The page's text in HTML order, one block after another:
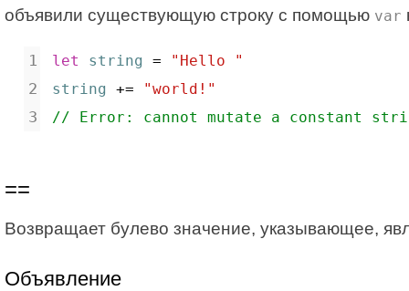
объявили существующую строку с помощью var
let string =
"Hello "
string +=
"world!"
// Error: cannot mutate a constant
==
Возвращает булево значение, указывающее,
Объявление